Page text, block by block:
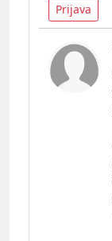
Prijava